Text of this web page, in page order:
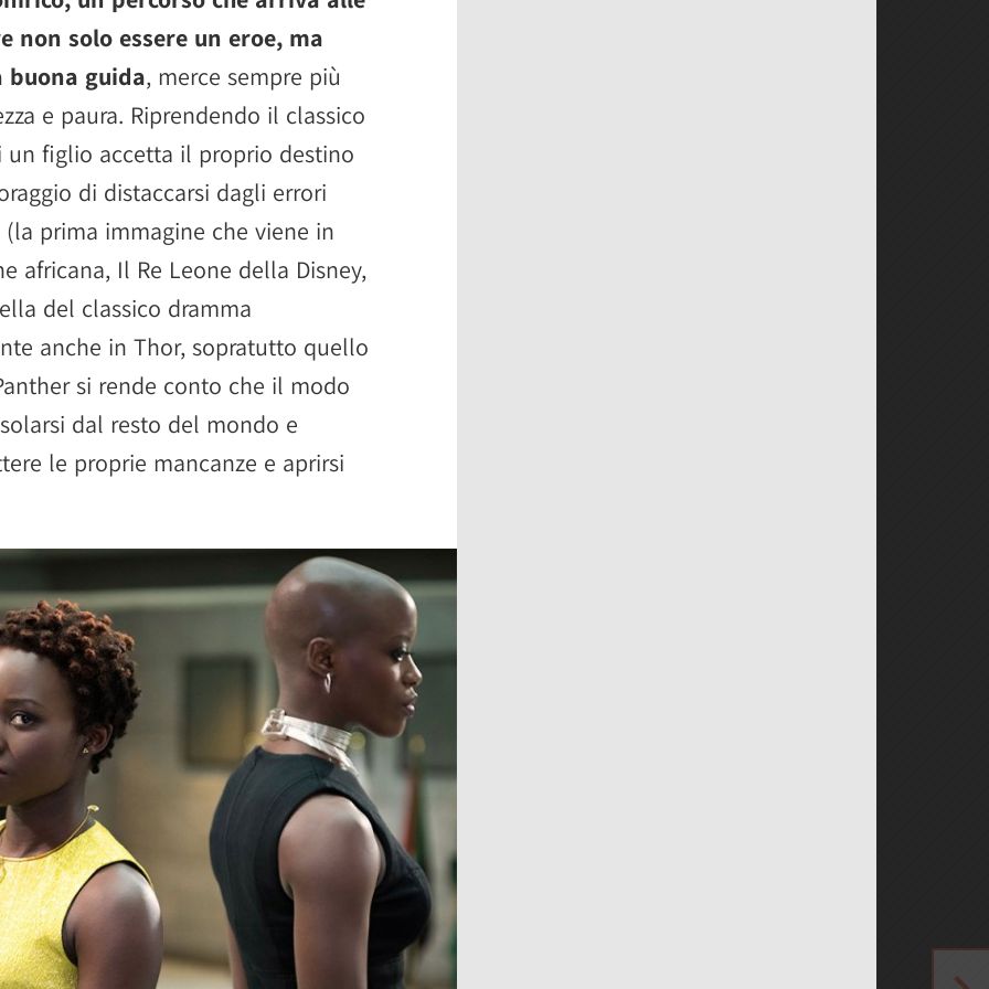
non solo essere un eroe, ma
buona guida, merce sempre più
e paura. Riprendendo il classico
figlio accetta il proprio destino
di distaccarsi dagli errori
prima immagine che viene in
africana, Il Re Leone della Disney,
del classico dramma
anche in Thor, sopratutto quello
si rende conto che il modo
dal resto del mondo e
le proprie mancanze e aprirsi